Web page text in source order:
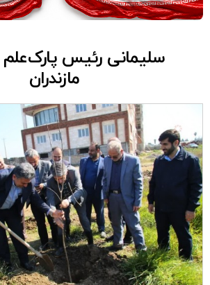
سلیمانی رئیس پارک‌علم
مازندران